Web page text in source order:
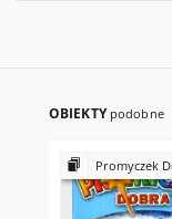
OBIEKTY podobne
Promyczek